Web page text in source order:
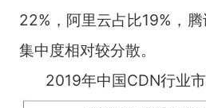
22%，阿里云占比19%，
集中度相对较分散。
2019年中国CDN行业